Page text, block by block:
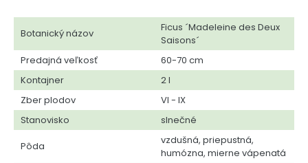
Botanický názov
Ficus ´Madeleine des Deux
Saisons´
Predajná veľkosť
60-70 cm
Kontajner
2 l
Zber plodov
VI - IX
Stanovisko
slnečné
Pôda
vzdušná, priepustná,
humózna, mierne vápenatá